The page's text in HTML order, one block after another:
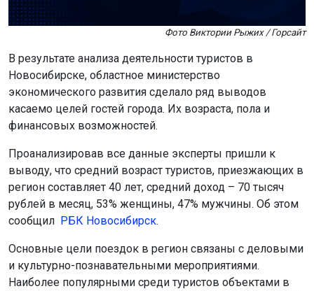
Фото Виктории Рыжих / Горсайт
В результате анализа деятельности туристов в
Новосибирске, областное министерство
экономического развития сделало ряд выводов
касаемо целей гостей города. Их возраста, пола и
финансовых возможностей.
Проанализировав все данные эксперты пришли к
выводу, что средний возраст туристов, приезжающих в
регион составляет 40 лет, средний доход – 70 тысяч
рублей в месяц, 53% женщины, 47% мужчины. Об этом
сообщил РБК Новосибирск.
Основные цели поездок в регион связаны с деловыми
и культурно-познавательными мероприятиями.
Наиболее популярными среди туристов объектами в